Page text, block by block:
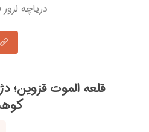
دریاچه
قلعه الموت قزوین؛